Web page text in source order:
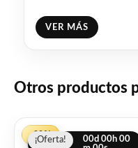
Share
❤
👍 0 personas
VER MÁS
Otros productos
¡Oferta!
-20%
OFERTA
00d00h00
¡Oferta!precioprecio